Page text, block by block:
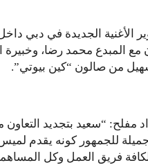
الأغنية الجديدة في دبي
مع المبدع محمد رضا،
من صالون “كين بيوتي”.
مفلح: “سعيد بتجديد
للجمهور كونه يقدم
فريق العمل وكل